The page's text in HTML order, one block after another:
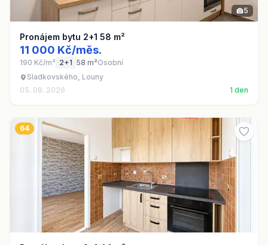
5
Pronájem bytu 2+1 58 m²
11 000 Kč/měs.
190 Kč/m² 2+1 58 m²Osobní
Sladkovského, Louny
05. 08. 2026
1 den
64